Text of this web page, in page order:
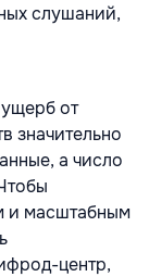
слушаний,
от
значительно
а число
и масштабным
центр,